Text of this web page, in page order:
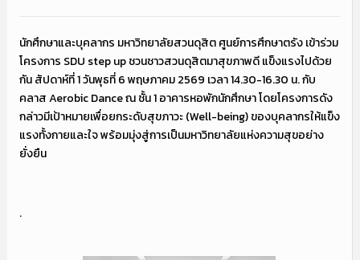
นักศึกษาและบุคลากร มหาวิทยาลัยสวนดุสิต ศูนย์การศึกษาตรัง เข้าร่วม
โครงการ SDU step up ชวนชาวสวนดุสิตมาสุขภาพดี แข็งแรงไปด้วย
กัน สัปดาห์ที่ 1 วันพุธที่ 6 พฤษภาคม 2569 เวลา 14.30-16.30 น. กับ
คลาส Aerobic Dance ณ ชั้น 1 อาคารหอพักนักศึกษา โดยโครงการดัง
กล่าวมีเป้าหมายเพื่อยกระดับสุขภาวะ (Well-being) ของบุคลากรให้แข็ง
แรงทั้งกายและใจ พร้อมมุ่งสู่การเป็นมหาวิทยาลัยแห่งความสุขอย่าง
ยั่งยืน
.